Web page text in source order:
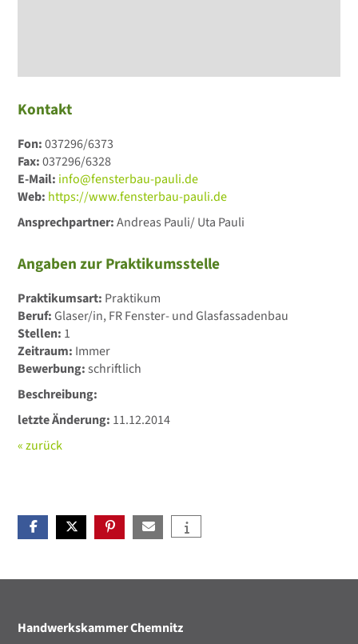
Kontakt
Fon:037296/6373
Fax:037296/6328
E-Mail: info@fensterbau-pauli.de
Web: https://www.fensterbau-pauli.de
Ansprechpartner:Andreas Pauli/ Uta Pauli
Angaben zur Praktikumsstelle
Praktikumsart: Praktikum
Beruf:Glaser/in, FR Fenster- und Glasfassadenbau
Stellen: 1
Zeitraum: Immer
Bewerbung:schriftlich
Beschreibung:
letzte Änderung: 11.12.2014
« zurück
Handwerkskammer Chemnitz